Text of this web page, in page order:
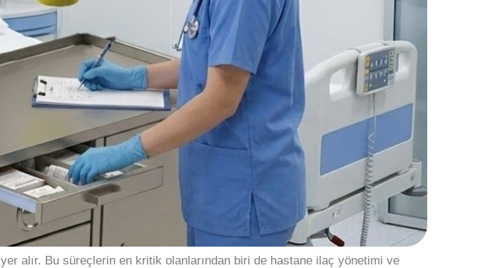
alır. Bu süreçlerin en kritik olanlarından biri de hastane ilaç yönetimi ve